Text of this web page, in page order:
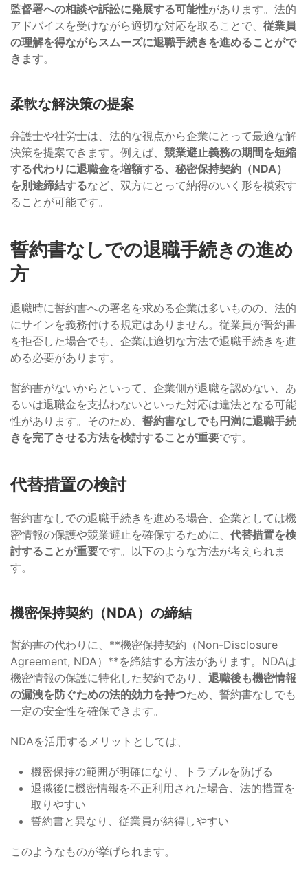
監督署への相談や訴訟に発展する可能性があります。法的
アドバイスを受けながら適切な対応を取ることで、 従業員
の理解を得ながらスムーズに退職手続きを進めることがで
きます。
柔軟な解決策の提案
弁護士や社労士は、法的な視点から企業にとって最適な解
決策を提案できます。例えば、 競業避止義務の期間を短縮
する代わりに退職金を増額する、秘密保持契約（NDA）
を別途締結するなど、双方にとって納得のいく形を模索す
ることが可能です。
誓約書なしでの退職手続きの進め
方
退職時に誓約書への署名を求める企業は多いものの、法的
にサインを義務付ける規定はありません。従業員が誓約書
を拒否した場合でも、企業は適切な方法で退職手続きを進
める必要があります。
誓約書がないからといって、企業側が退職を認めない、あ
るいは退職金を支払わないといった対応は違法となる可能
性があります。そのため、 誓約書なしでも円満に退職手続
きを完了させる方法を検討することが重要です。
代替措置の検討
誓約書なしでの退職手続きを進める場合、企業としては機
密情報の保護や競業避止を確保するために、 代替措置を検
討することが重要です。以下のような方法が考えられま
す。
機密保持契約（NDA）の締結
誓約書の代わりに、**機密保持契約（Non-Disclosure
Agreement, NDA）**を締結する方法があります。NDAは
機密情報の保護に特化した契約であり、 退職後も機密情報
の漏洩を防ぐための法的効力を持つため、誓約書なしでも
一定の安全性を確保できます。
NDAを活用するメリットとしては、
機密保持の範囲が明確になり、トラブルを防げる
退職後に機密情報を不正利用された場合、法的措置を
取りやすい
誓約書と異なり、従業員が納得しやすい
このようなものが挙げられます。